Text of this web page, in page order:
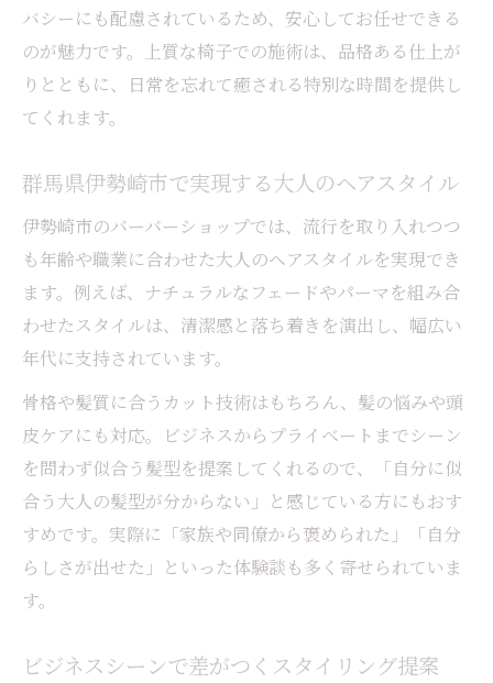
バシーにも配慮されているため、安心してお任せできる
のが魅力です。上質な椅子での施術は、品格ある仕上が
りとともに、日常を忘れて癒される特別な時間を提供し
てくれます。
群馬県伊勢崎市で実現する大人のヘアスタイル
伊勢崎市のバーバーショップでは、流行を取り入れつつ
も年齢や職業に合わせた大人のヘアスタイルを実現でき
ます。例えば、ナチュラルなフェードやパーマを組み合
わせたスタイルは、清潔感と落ち着きを演出し、幅広い
年代に支持されています。
骨格や髪質に合うカット技術はもちろん、髪の悩みや頭
皮ケアにも対応。ビジネスからプライベートまでシーン
を問わず似合う髪型を提案してくれるので、「自分に似
合う大人の髪型が分からない」と感じている方にもおす
すめです。実際に「家族や同僚から褒められた」「自分
らしさが出せた」といった体験談も多く寄せられていま
す。
ビジネスシーンで差がつくスタイリング提案